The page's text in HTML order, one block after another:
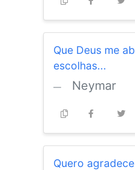
Que Deus me
escolhas...
Neymar
Quero